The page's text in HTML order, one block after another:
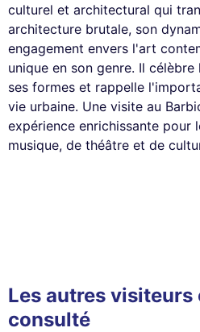
culturel et architectural qui
architecture brutale, son
engagement envers l'art
unique en son genre. Il
ses formes et rappelle
vie urbaine. Une visite au
expérience enrichissante pour
musique, de théâtre et de
Les autres
consulté